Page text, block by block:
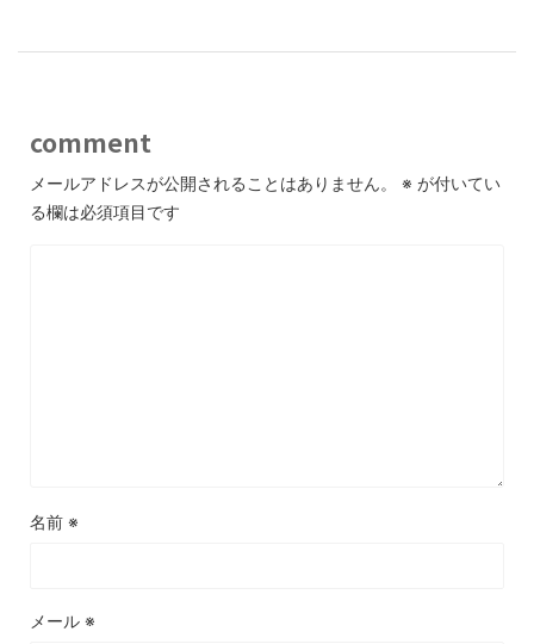
comment
メールアドレスが公開されることはありません。 ※ が付いてい
る欄は必須項目です
名前 ※
メール ※